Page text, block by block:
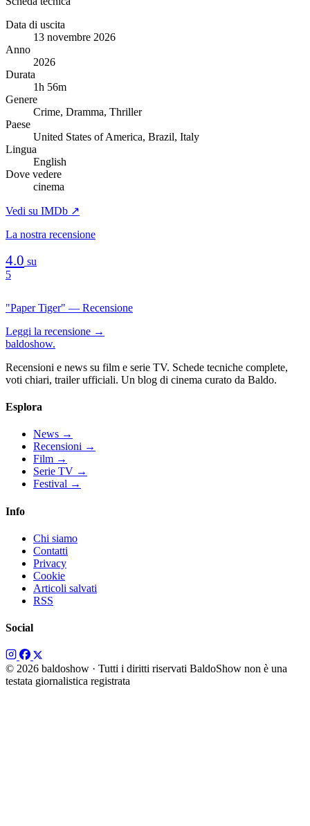
Data di uscita
13 novembre 2026
Anno
2026
Durata
1h 56m
Genere
Crime, Dramma, Thriller
Paese
United States of America, Brazil, Italy
Lingua
English
Dove vedere
cinema
Vedi su IMDb ↗
La nostra recensione
4.0 su
5
"Paper Tiger" — Recensione
Leggi la recensione →
baldoshow.
Recensioni e news su film e serie TV. Schede tecniche complete,
voti chiari, trailer ufficiali. Un blog di cinema curato da Baldo.
Esplora
News →
Recensioni →
Film →
Serie TV →
Festival →
Info
Chi siamo
Contatti
Privacy
Cookie
Articoli salvati
RSS
Social
© 2026 baldoshow · Tutti i diritti riservati BaldoShow non è una
testata giornalistica registrata